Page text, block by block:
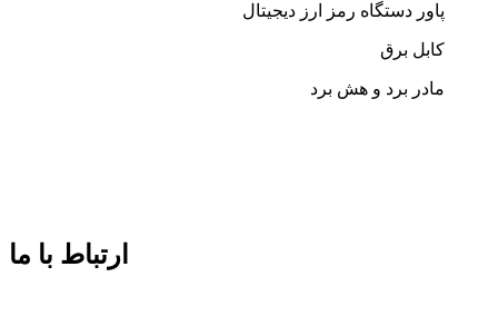
پاور دستگاه رمز ارز دیجیتال
کابل برق
مادر برد و هش برد
ارتباط با ما